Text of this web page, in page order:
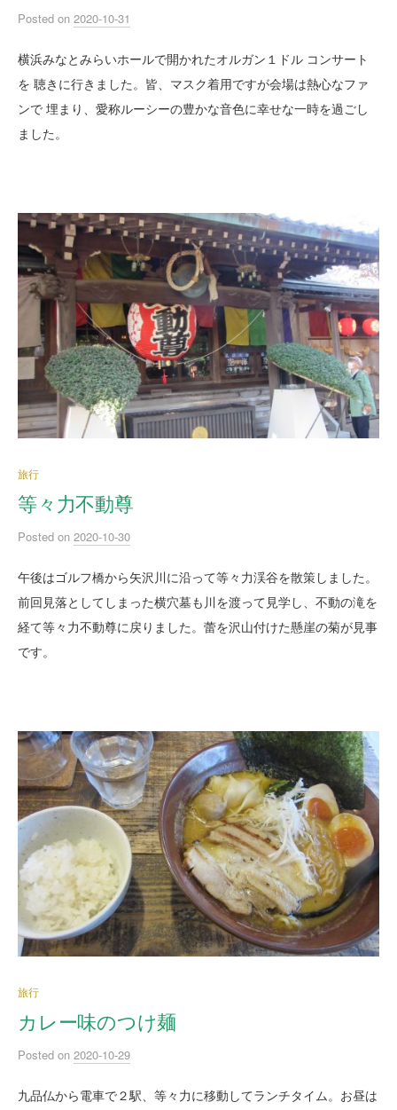
Posted on 2020-10-31
横浜みなとみらいホールで開かれたオルガン１ドル コンサート
を 聴きに行きました。皆、マスク着用ですが会場は熱心なファ
ンで 埋まり、愛称ルーシーの豊かな音色に幸せな一時を過ごし
ました。
旅行
等々力不動尊
Posted on 2020-10-30
午後はゴルフ橋から矢沢川に沿って等々力渓谷を散策しました。
前回見落としてしまった横穴墓も川を渡って見学し、不動の滝を
経て等々力不動尊に戻りました。蕾を沢山付けた懸崖の菊が見事
です。
旅行
カレー味のつけ麺
Posted on 2020-10-29
九品仏から電車で２駅、等々力に移動してランチタイム。お昼は